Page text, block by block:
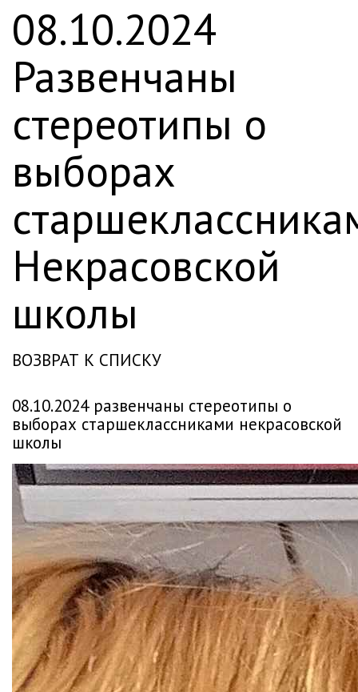
08.10.2024
Развенчаны
стереотипы о
выборах
Некрасовской
школы
ВОЗВРАТ К СПИСКУ
08.10.2024 развенчаны стереотипы о
выборах старшеклассниками некрасовской
школы